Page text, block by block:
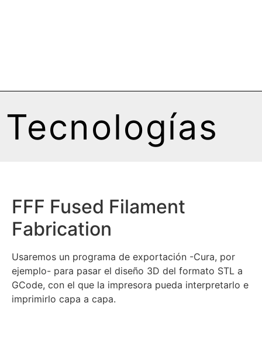
Tecnologías
FFF Fused Filament
Fabrication
Usaremos un programa de exportación -Cura, por
ejemplo- para pasar el diseño 3D del formato STL a
GCode, con el que la impresora pueda interpretarlo e
imprimirlo capa a capa.